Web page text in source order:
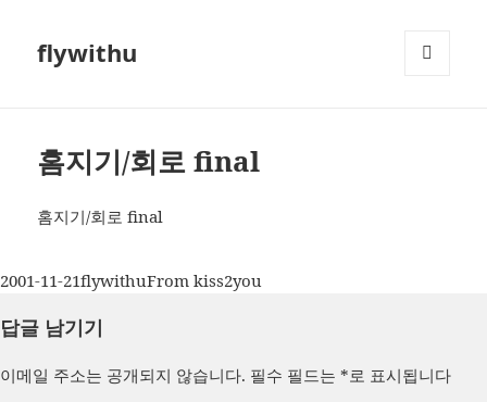
flywithu
홈지기/회로 final
홈지기/회로 final
작
일
2001-11-21글
이
flywithu카
From kiss2you
답글 남기기
이메일 주소는 공개되지 않습니다. 필수 필드는 *로 표시됩니다